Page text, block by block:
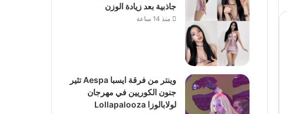
جاذبية بعد زيادة الوزن
منذ 14 ساعة
وينتر من فرقة ايسبا Aespa تثير
جنون الكوريين في مهرجان
لولابالوزا Lollapalooza